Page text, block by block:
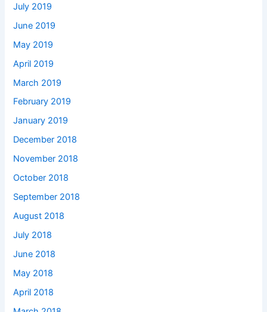
July 2019
June 2019
May 2019
April 2019
March 2019
February 2019
January 2019
December 2018
November 2018
October 2018
September 2018
August 2018
July 2018
June 2018
May 2018
April 2018